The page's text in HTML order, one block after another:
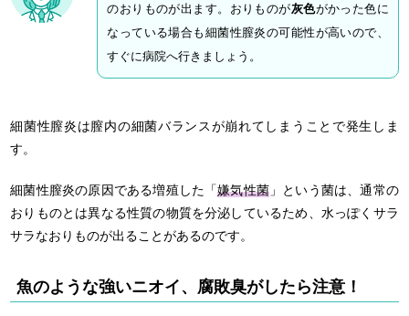
のおりものが出ます。おりものが灰色がかった色に
なっている場合も細菌性膣炎の可能性が高いので、
すぐに病院へ行きましょう。
細菌性膣炎は膣内の細菌バランスが崩れてしまうことで発生しま
す。
細菌性膣炎の原因である増殖した「嫌気性菌 」という菌は、通常の
おりものとは異なる性質の物質を分泌しているため、水っぽくサラ
サラなおりものが出ることがあるのです。
魚のような強いニオイ、腐敗臭がしたら注意！